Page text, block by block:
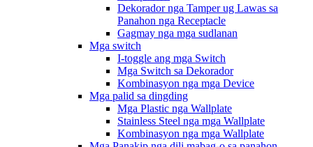
Dekorador nga Tamper ug Lawas sa
Panahon nga Receptacle
Gagmay nga mga sudlanan
Mga switch
I-toggle ang mga Switch
Mga Switch sa Dekorador
Kombinasyon nga mga Device
Mga palid sa dingding
Mga Plastic nga Wallplate
Stainless Steel nga mga Wallplate
Kombinasyon nga mga Wallplate